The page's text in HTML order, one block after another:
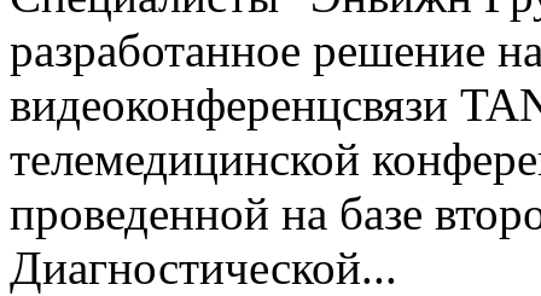
разработанное решение
видеоконференцсвязи
телемедицинской
проведенной на базе
Диагностической...